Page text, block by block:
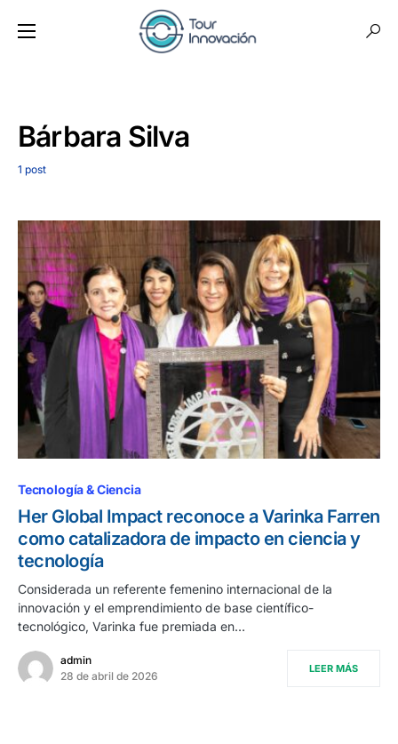
Bárbara Silva
1 post
Tecnología & Ciencia
Her Global Impact reconoce a Varinka Farren
como catalizadora de impacto en ciencia y
tecnología
Considerada un referente femenino internacional de la
innovación y el emprendimiento de base científico-
tecnológico, Varinka fue premiada en…
admin
28 de abril de 2026
LEER MÁS